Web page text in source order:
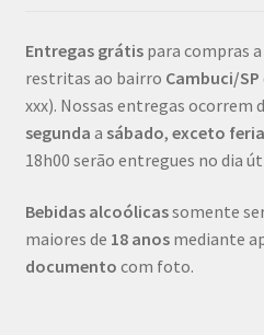
Entregas grátis para compras
restritas ao bairro Cambuci/SP
xxx). Nossas entregas ocorrem
segunda a sábado, exceto
18h00 serão entregues no dia
Bebidas alcoólicassomente
maiores de 18 anosmediante
documento com foto.